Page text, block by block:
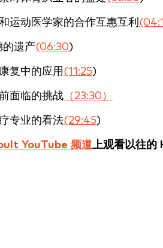
运动医学家的合作互惠互利
的遗产(06:30)
复中的应用 (11:25)
面临的挑战 （23:30）
专业的看法(29:45)
YouTube 频道上观看以往的